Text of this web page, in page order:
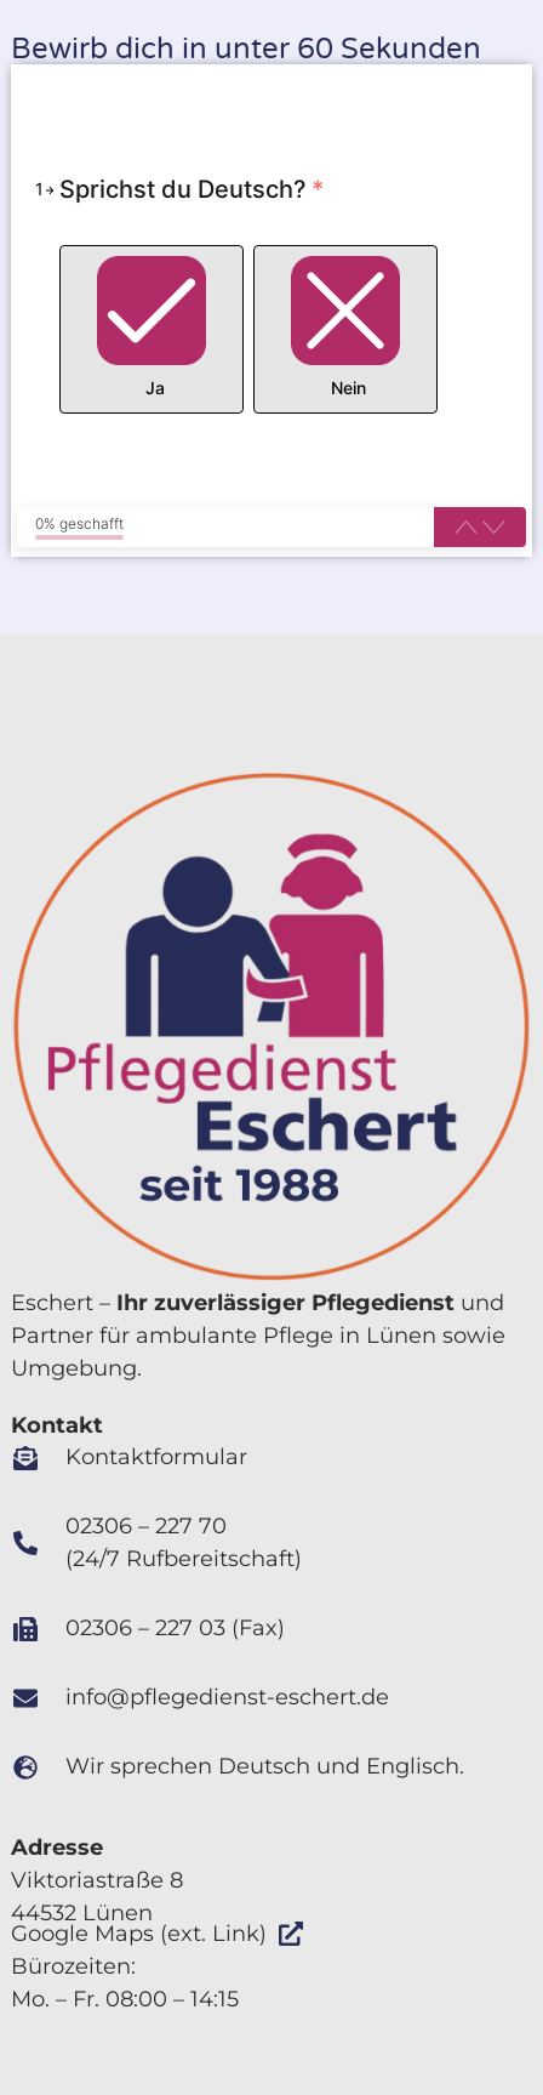
Bewirb dich in unter 60 Sekunden
1 Sprichst du Deutsch? *
Ja Nein
0% geschafft
Eschert – Ihr zuver­lässiger Pflegedienstund
Partner für ambulante Pflege in Lünen sowie
Umgebung.
Kontakt
Kontaktformular
02306 – 227 70
(24/7 Rufbereitschaft)
02306 – 227 03 (Fax)
info@pflegedienst-eschert.de
Wir sprechen Deutsch und Englisch.
Adresse
Viktoriastraße 8
44532 Lünen
Google Maps (ext. Link)
Bürozeiten:
Mo. – Fr. 08:00 – 14:15